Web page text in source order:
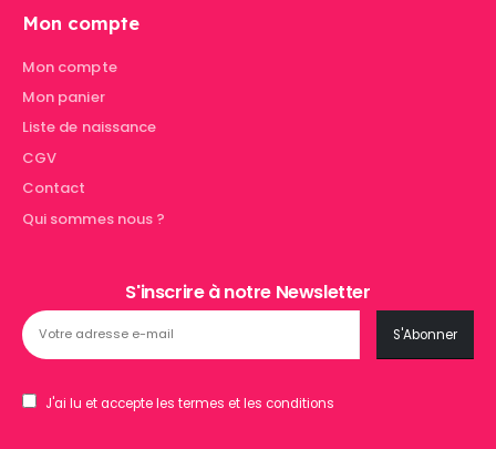
Mon compte
Mon compte
Mon panier
Liste de naissance
CGV
Contact
Qui sommes nous ?
S'inscrire à notre Newsletter
J'ai lu et accepte les termes et les conditions